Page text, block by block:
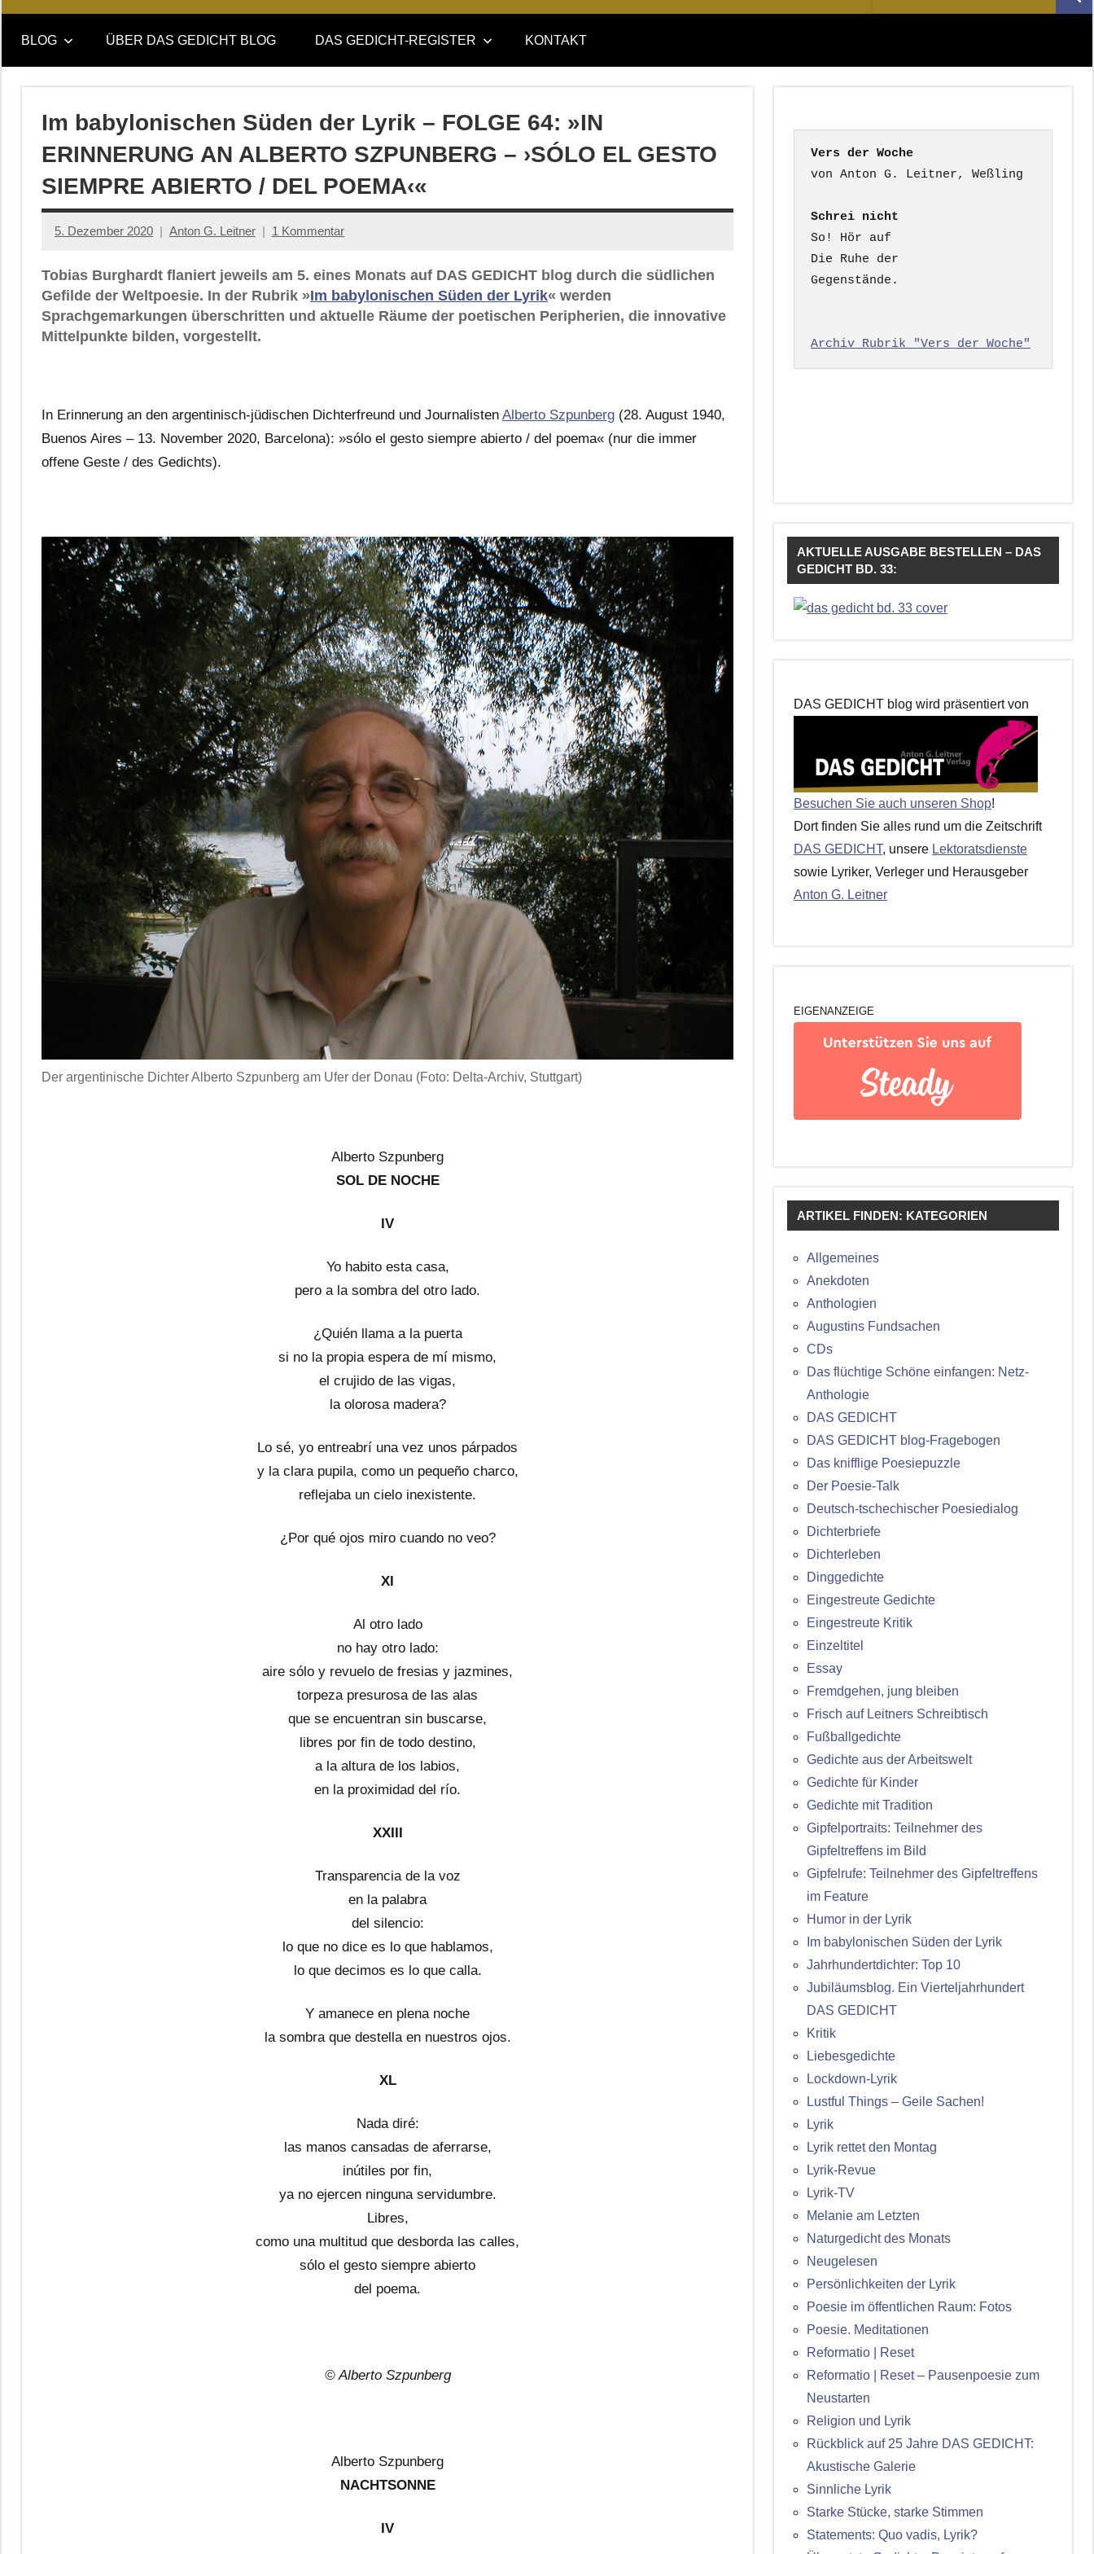
DAS
GEDICHT
blog
DAS
GEDICHT.
Zeitschrift
nach:
BLOG ÜBER DAS GEDICHT BLOG DAS GEDICHT-REGISTER KONTAKT
Im babylonischen Süden der Lyrik – FOLGE 64: »IN
ERINNERUNG AN ALBERTO SZPUNBERG – ›SÓLO EL GESTO
SIEMPRE ABIERTO / DEL POEMA‹«
5. Dezember 2020 Anton G. Leitner 1 Kommentar
Tobias Burghardt flaniert jeweils am 5. eines Monats auf DAS GEDICHT blog durch die südlichen
Gefilde der Weltpoesie. In der Rubrik »Im babylonischen Süden der Lyrik« werden
Sprachgemarkungen überschritten und aktuelle Räume der poetischen Peripherien, die innovative
Mittelpunkte bilden, vorgestellt.
In Erinnerung an den argentinisch-jüdischen Dichterfreund und Journalisten Alberto Szpunberg (28. August 1940,
Buenos Aires – 13. November 2020, Barcelona): »sólo el gesto siempre abierto / del poema« (nur die immer
offene Geste / des Gedichts).
Der argentinische Dichter Alberto Szpunberg am Ufer der Donau (Foto: Delta-Archiv, Stuttgart)
Alberto Szpunberg
SOL DE NOCHE
IV
Yo habito esta casa,
pero a la sombra del otro lado.
¿Quién llama a la puerta
si no la propia espera de mí mismo,
el crujido de las vigas,
la olorosa madera?
Lo sé, yo entreabrí una vez unos párpados
y la clara pupila, como un pequeño charco,
reflejaba un cielo inexistente.
¿Por qué ojos miro cuando no veo?
XI
Al otro lado
no hay otro lado:
aire sólo y revuelo de fresias y jazmines,
torpeza presurosa de las alas
que se encuentran sin buscarse,
libres por fin de todo destino,
a la altura de los labios,
en la proximidad del río.
XXIII
Transparencia de la voz
en la palabra
del silencio:
lo que no dice es lo que hablamos,
lo que decimos es lo que calla.
Y amanece en plena noche
la sombra que destella en nuestros ojos.
XL
Nada diré:
las manos cansadas de aferrarse,
inútiles por fin,
ya no ejercen ninguna servidumbre.
Libres,
como una multitud que desborda las calles,
sólo el gesto siempre abierto
del poema.
© Alberto Szpunberg
Alberto Szpunberg
NACHTSONNE
IV
Vers der Woche
Schrei nicht
So! Hör auf
Die Ruhe der
Gegenstände.
Archiv Rubrik "Vers der Woche"
AKTUELLE AUSGABE BESTELLEN – DAS
GEDICHT BD. 33:
DAS GEDICHT blog wird präsentiert von
Besuchen Sie auch unseren Shop!
Dort finden Sie alles rund um die Zeitschrift
DAS GEDICHT, unsere Lektoratsdienste
sowie Lyriker, Verleger und Herausgeber
Anton G. Leitner
EIGENANZEIGE
ARTIKEL FINDEN: KATEGORIEN
Allgemeines
Anekdoten
Anthologien
Augustins Fundsachen
CDs
Das flüchtige Schöne einfangen: Netz-
Anthologie
DAS GEDICHT
DAS GEDICHT blog-Fragebogen
Das knifflige Poesiepuzzle
Der Poesie-Talk
Deutsch-tschechischer Poesiedialog
Dichterbriefe
Dichterleben
Dinggedichte
Eingestreute Gedichte
Eingestreute Kritik
Einzeltitel
Essay
Fremdgehen, jung bleiben
Frisch auf Leitners Schreibtisch
Fußballgedichte
Gedichte aus der Arbeitswelt
Gedichte für Kinder
Gedichte mit Tradition
Gipfelportraits: Teilnehmer des
Gipfeltreffens im Bild
Gipfelrufe: Teilnehmer des Gipfeltreffens
im Feature
Humor in der Lyrik
Im babylonischen Süden der Lyrik
Jahrhundertdichter: Top 10
Jubiläumsblog. Ein Vierteljahrhundert
DAS GEDICHT
Kritik
Liebesgedichte
Lockdown-Lyrik
Lustful Things – Geile Sachen!
Lyrik
Lyrik rettet den Montag
Lyrik-Revue
Lyrik-TV
Melanie am Letzten
Naturgedicht des Monats
Neugelesen
Persönlichkeiten der Lyrik
Poesie im öffentlichen Raum: Fotos
Poesie. Meditationen
Reformatio | Reset
Reformatio | Reset – Pausenpoesie zum
Neustarten
Religion und Lyrik
Rückblick auf 25 Jahre DAS GEDICHT:
Akustische Galerie
Sinnliche Lyrik
Starke Stücke, starke Stimmen
Statements: Quo vadis, Lyrik?